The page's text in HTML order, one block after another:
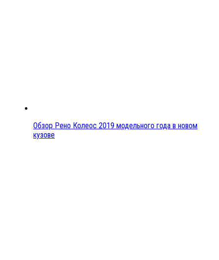
Обзор Рено Колеос 2019 модельного года в новом
кузове